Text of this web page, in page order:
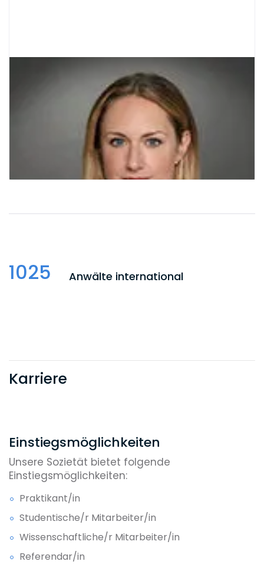
1025 Anwälte international
Karriere
Einstiegsmöglichkeiten
Unsere Sozietät bietet folgende
Einstiegsmöglichkeiten:
Praktikant/in
Studentische/r Mitarbeiter/in
Wissenschaftliche/r Mitarbeiter/in
Referendar/in